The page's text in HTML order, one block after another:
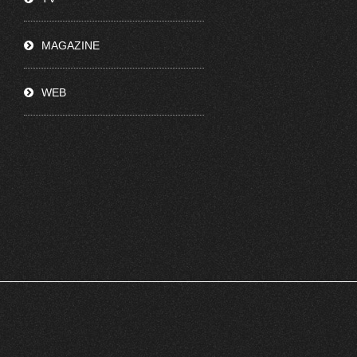
MAGAZINE
WEB